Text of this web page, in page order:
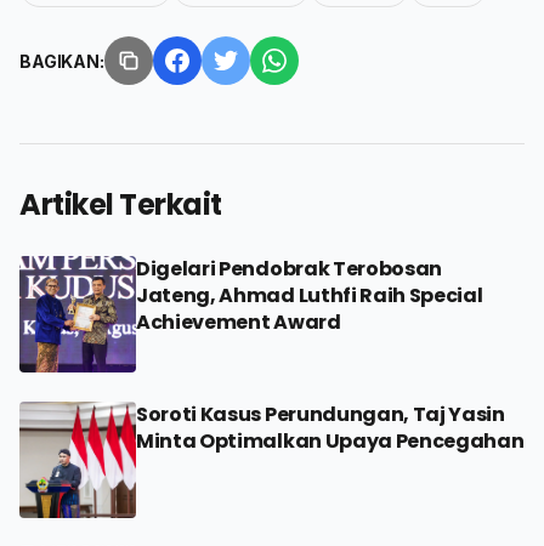
BAGIKAN:
Artikel Terkait
Digelari Pendobrak Terobosan
Jateng, Ahmad Luthfi Raih Special
Achievement Award
Soroti Kasus Perundungan, Taj Yasin
Minta Optimalkan Upaya Pencegahan